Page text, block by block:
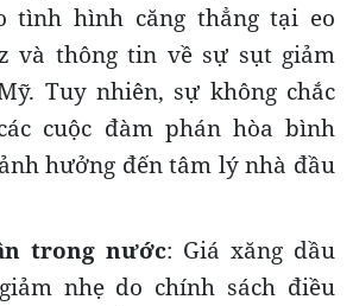
tình hình căng thẳng tại eo
và thông tin về sự sụt giảm
Tuy nhiên, sự không chắc
cuộc đàm phán hòa bình
hưởng đến tâm lý nhà đầu
trong nước: Giá xăng dầu
nhẹ do chính sách điều